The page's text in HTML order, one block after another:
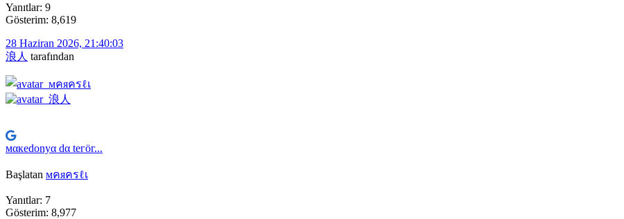
Yanıtlar: 9
Gösterim: 8,619
28 Haziran 2026, 21:40:03
浪人 tarafından
мαкedonуα dα teгöг...
Başlatan мคяครℓเ
Yanıtlar: 7
Gösterim: 8,977